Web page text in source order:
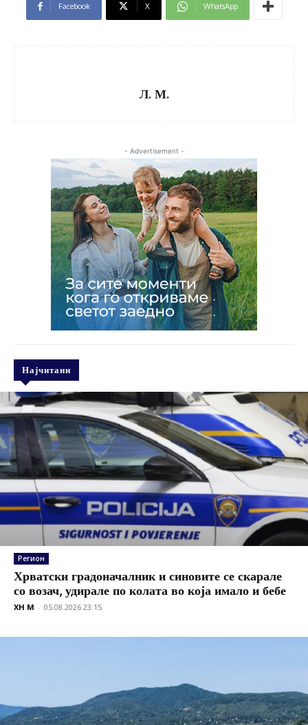
Facebook X WhatsApp
Л. М.
- Advertisement -
Најчитани
Регион
Хрватски градоначалник и синовите се скарале
со возач, удирале по колата во која имало и бебе
XH M - 05.08.2026 23:15